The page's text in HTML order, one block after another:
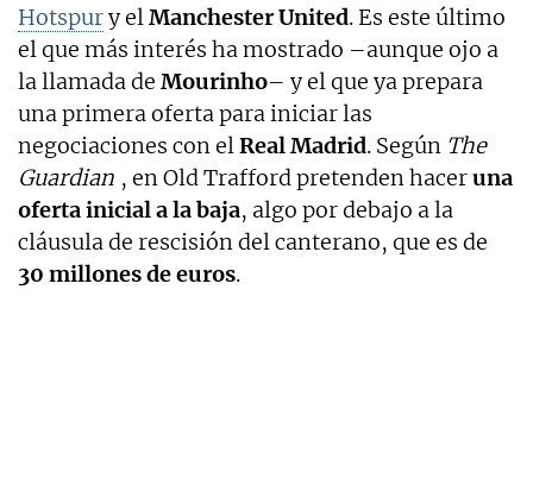
Hotspury elManchester United. Es este último
el que más interés ha mostrado –aunque ojo a
la llamada de Mourinho– y el que ya prepara
una primera oferta para iniciar las
negociaciones con elRealMadrid. Según The
Guardian , en Old Trafford pretenden haceruna
oferta inicial a la baja, algo por debajo a la
cláusula de rescisión del canterano, que es de
30 millones de euros.